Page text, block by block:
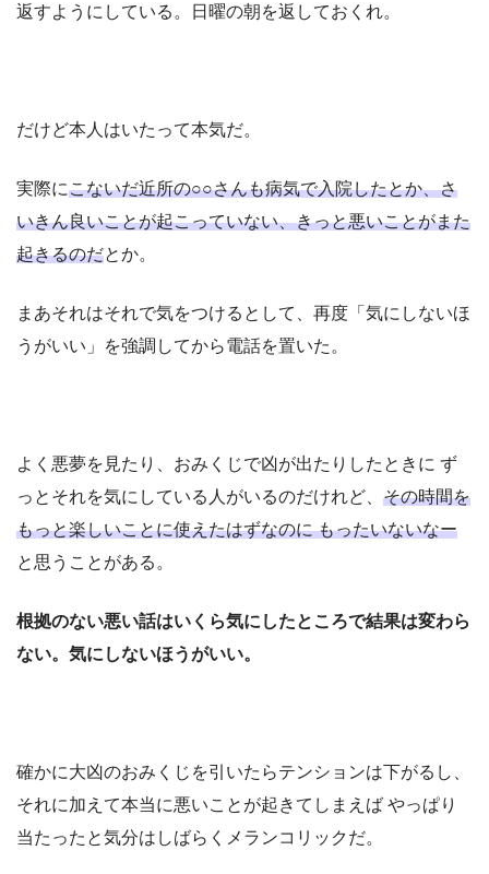
返すようにしている。日曜の朝を返しておくれ。
だけど本人はいたって本気だ。
実際にこないだ近所の○○さんも病気で入院したとか、さ
いきん良いことが起こっていない、きっと悪いことがまた
起きるのだとか。
まあそれはそれで気をつけるとして、再度「気にしないほ
うがいい」を強調してから電話を置いた。
よく悪夢を見たり、おみくじで凶が出たりしたときに ず
っとそれを気にしている人がいるのだけれど、 その時間を
もっと楽しいことに使えたはずなのに もったいないなー
と思うことがある。
根拠のない悪い話はいくら気にしたところで結果は変わら
ない。気にしないほうがいい。
確かに大凶のおみくじを引いたらテンションは下がるし、
それに加えて本当に悪いことが起きてしまえば やっぱり
当たったと気分はしばらくメランコリックだ。